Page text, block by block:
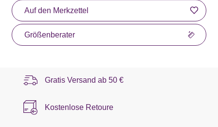
Auf den Merkzettel
Größenberater
Gratis Versand ab 50 €
Kostenlose Retoure